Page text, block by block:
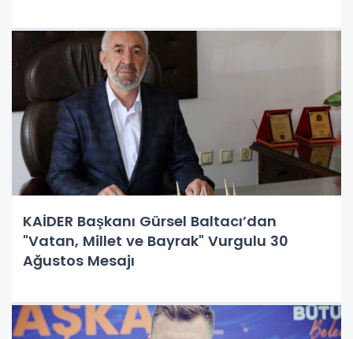
KAİDER Başkanı Gürsel Baltacı’dan
"Vatan, Millet ve Bayrak" Vurgulu 30
Ağustos Mesajı